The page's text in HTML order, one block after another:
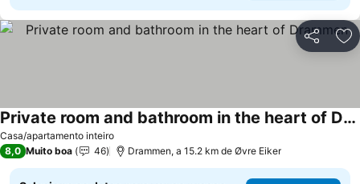
Partilhar
Casa/apartamento inteiro
Private room and bathroom in the heart of Drammen
8,0 Muito boa 46 Drammen, a 15.2 km de Øvre Eiker